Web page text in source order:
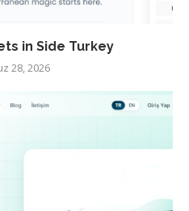
in Side Turkey
28, 2026